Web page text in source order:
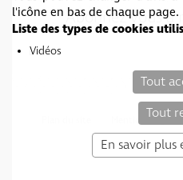
l'icône en bas de chaque page.
Liste des types de cookies
Vidéos
Tout
Tout
En savoir
Abonnez vous à
Mentions légales
c-